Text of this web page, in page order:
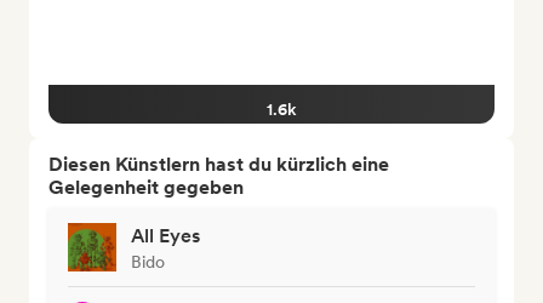
1.6k
Diesen Künstlern hast du kürzlich eine
Gelegenheit gegeben
All Eyes
Bido